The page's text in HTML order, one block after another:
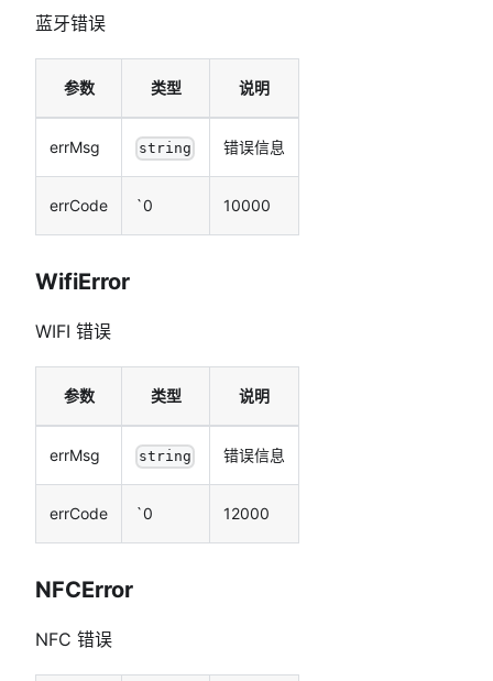
蓝牙错误
参数 类型 说明
errMsg string 错误信息
errCode `0 10000
WifiError
WIFI 错误
参数 类型 说明
errMsg string 错误信息
errCode `0 12000
NFCError
NFC 错误